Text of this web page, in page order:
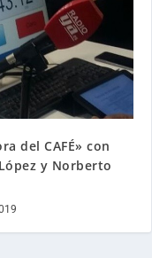
del CAFÉ» con
y Norberto